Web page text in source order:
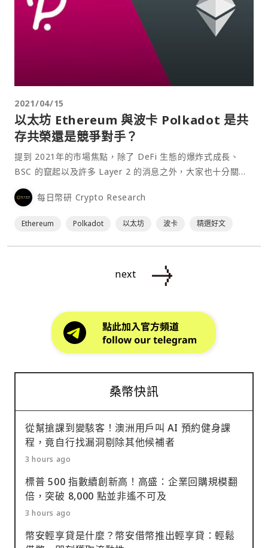
2021/04/15
以太坊 Ethereum 與波卡 Polkadot 是共
存共榮還是競爭對手？
提到 2021年的市場焦點，除了 DeFi 生態的爆炸式成長、
BSC 的竄起以及許多 Layer 2 的消息之外，大家也十分關注
跨鏈技術的發展，尤其是從去年就開始有人提及的 波卡
Polkadot（DOT） 及其先行網 Kusama （KSM），幣價上
每日幣研 Crypto Research
Ethereum Polkadot 以太坊 波卡 精選好文
next
桑幣快訊
從幫搶課到變駭客！澳洲用戶叫 AI 預約健身課
程，竟自行找漏洞剔除其他候補者
3 hours ago
標普 500 指數續創新高！高盛：企業回購規模翻
倍，突破 8,000 點並非遙不可及
3 hours ago
幣安輕享貸是什麼？幣安借幣推出輕享貸：輕鬆